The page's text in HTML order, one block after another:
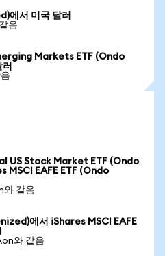
에서 미국 달러
음
Markets ETF (Ondo
US Stock Market ETF (Ondo
MSCI EAFE ETF (Ondo
와 같음
에서 iShares MSCI EAFE
와 같음